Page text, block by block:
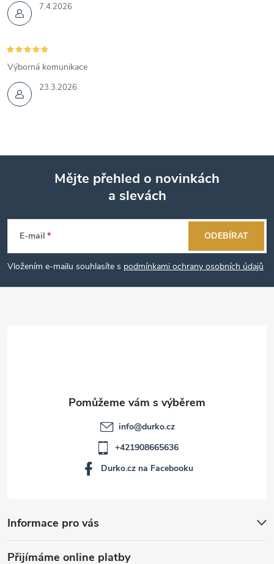
7.4.2026
23.3.2026
Výborná komunikace
p
a
Mějte přehled o novinkách
a slevách
E-mail
Vložením e-mailu souhlasíte s podmínkami ochrany osobních údajů
ODEBÍRAT
Informace pro vás
Přijímáme online platby
info@durko.cz
+421908665636
Durko.cz na Facebooku